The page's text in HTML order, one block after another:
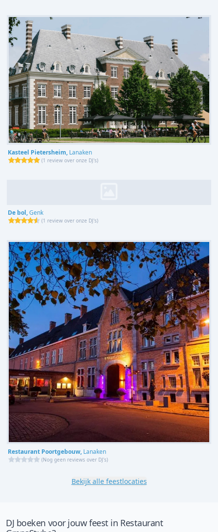
Kasteel Pietersheim, Lanaken
(1 review over onze DJ's)
De bol,Genk
(1 review over onze DJ's)
Restaurant Poortgebouw, Lanaken
(Nog geen reviews over DJ's)
Bekijk alle feestlocaties
DJ boeken voor jouw feest in Restaurant